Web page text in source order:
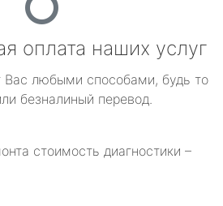
оплата наших услуг
любыми способами, будь то
безналиный перевод.
стоимость диагностики –